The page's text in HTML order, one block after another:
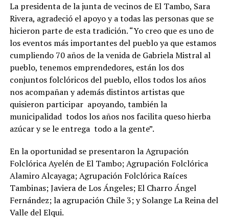
La presidenta de la junta de vecinos de El Tambo, Sara
Rivera, agradeció el apoyo y a todas las personas que se
hicieron parte de esta tradición. “Yo creo que es uno de
los eventos más importantes del pueblo ya que estamos
cumpliendo 70 años de la venida de Gabriela Mistral al
pueblo, tenemos emprendedores, están los dos
conjuntos folclóricos del pueblo, ellos todos los años
nos acompañan y además distintos artistas que
quisieron participar apoyando, también la
municipalidad todos los años nos facilita queso hierba
azúcar y se le entrega todo a la gente”.
En la oportunidad se presentaron la Agrupación
Folclórica Ayelén de El Tambo; Agrupación Folclórica
Alamiro Alcayaga; Agrupación Folclórica Raíces
Tambinas; Javiera de Los Ángeles; El Charro Ángel
Fernández; la agrupación Chile 3; y Solange La Reina del
Valle del Elqui.